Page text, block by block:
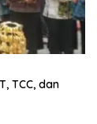
TCC, dan